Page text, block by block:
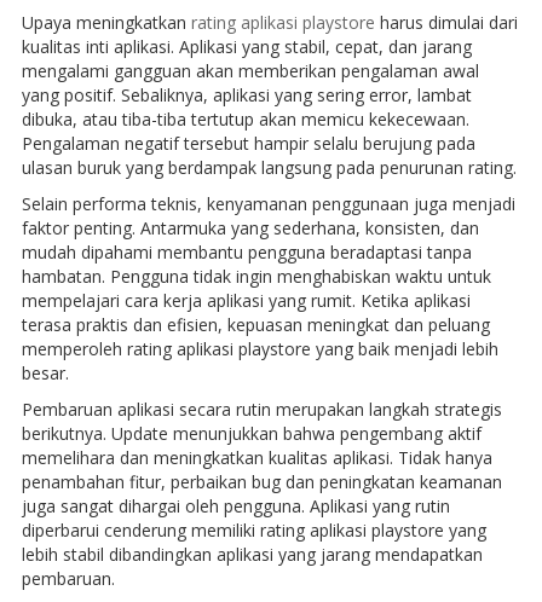
Upaya meningkatkan rating aplikasi playstore harus dimulai dari
kualitas inti aplikasi. Aplikasi yang stabil, cepat, dan jarang
mengalami gangguan akan memberikan pengalaman awal
yang positif. Sebaliknya, aplikasi yang sering error, lambat
dibuka, atau tiba-tiba tertutup akan memicu kekecewaan.
Pengalaman negatif tersebut hampir selalu berujung pada
ulasan buruk yang berdampak langsung pada penurunan rating.
Selain performa teknis, kenyamanan penggunaan juga menjadi
faktor penting. Antarmuka yang sederhana, konsisten, dan
mudah dipahami membantu pengguna beradaptasi tanpa
hambatan. Pengguna tidak ingin menghabiskan waktu untuk
mempelajari cara kerja aplikasi yang rumit. Ketika aplikasi
terasa praktis dan efisien, kepuasan meningkat dan peluang
memperoleh rating aplikasi playstore yang baik menjadi lebih
besar.
Pembaruan aplikasi secara rutin merupakan langkah strategis
berikutnya. Update menunjukkan bahwa pengembang aktif
memelihara dan meningkatkan kualitas aplikasi. Tidak hanya
penambahan fitur, perbaikan bug dan peningkatan keamanan
juga sangat dihargai oleh pengguna. Aplikasi yang rutin
diperbarui cenderung memiliki rating aplikasi playstore yang
lebih stabil dibandingkan aplikasi yang jarang mendapatkan
pembaruan.